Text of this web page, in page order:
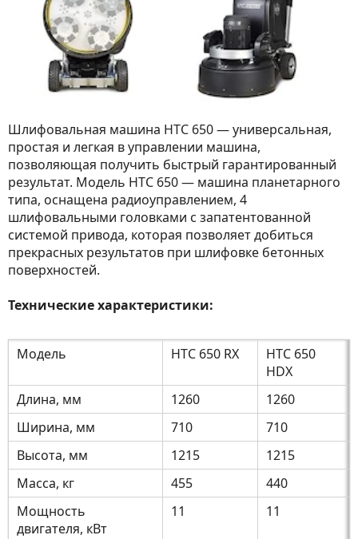
Шлифовальная машина HTC 650 — универсальная,
простая и легкая в управлении машина,
позволяющая получить быстрый гарантированный
результат. Модель HTC 650 — машина планетарного
типа, оснащена радиоуправлением, 4
шлифовальными головками с запатентованной
системой привода, которая позволяет добиться
прекрасных результатов при шлифовке бетонных
поверхностей.
Технические характеристики:
Модель HTC 650 RX
HTC 650
HDX
Длина, мм
1260
1260
Ширина, мм
710
710
Высота, мм
1215
1215
Масса, кг
455
440
Мощность
двигателя, кВт
11 11